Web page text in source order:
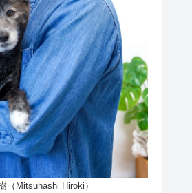
（Mitsuhashi Hiroki）